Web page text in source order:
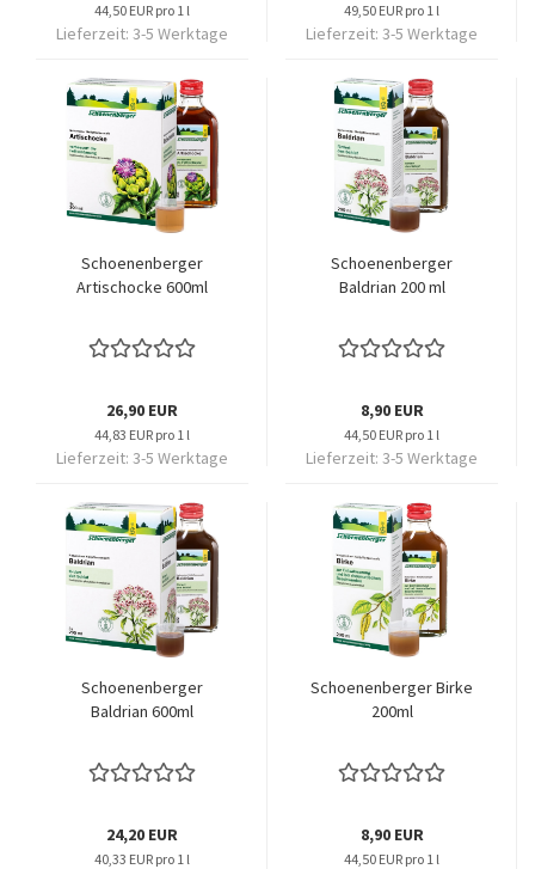
44,50 EUR pro 1 l
Lieferzeit: 3-5 Werktage
49,50 EUR pro 1 l
Lieferzeit: 3-5 Werktage
Schoenenberger
Artischocke 600ml
26,90 EUR
44,83 EUR pro 1 l
Lieferzeit: 3-5 Werktage
Schoenenberger
Baldrian 200 ml
8,90 EUR
44,50 EUR pro 1 l
Lieferzeit: 3-5 Werktage
Schoenenberger
Baldrian 600ml
24,20 EUR
40,33 EUR pro 1 l
Schoenenberger Birke
200ml
8,90 EUR
44,50 EUR pro 1 l